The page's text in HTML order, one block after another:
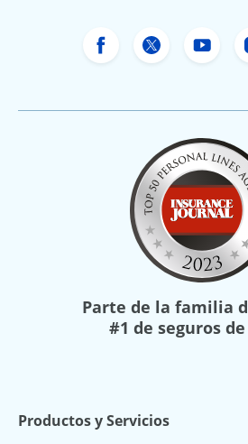
Facebook de
Twitter de
Parte de la familia
#1 de seguros
Productos y Servicios